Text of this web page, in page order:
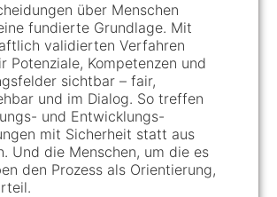
über Menschen
fundierte Grundlage. Mit
validierten Verfahren
Potenziale, Kompetenzen und
sichtbar – fair,
und im Dialog. So treffen
und Entwicklungs-
mit Sicherheit statt aus
Und die Menschen, um die es
den Prozess als Orientierung,